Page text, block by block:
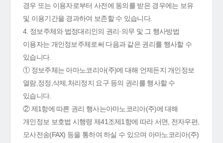
경우 또는 이용자로부터 사전에 동의를 받은 경우에는 보유
및 이용기간을 경과하여 보존할 수 있습니다.
4. 정보주체와 법정대리인의 권리·의무 및 그 행사방법
이용자는 개인정보주체로써 다음과 같은 권리를 행사할 수
있습니다.
① 정보주체는 아마노코리아(주)에 대해 언제든지 개인정보
열람,정정,삭제,처리정지 요구 등의 권리를 행사할 수
있습니다.
② 제1항에 따른 권리 행사는아마노코리아(주)에 대해
개인정보 보호법 시행령 제41조제1항에 따라 서면, 전자우편,
모사전송(FAX) 등을 통하여 하실 수 있으며 아마노코리아(주)